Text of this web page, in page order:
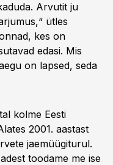
Arvutit ju
ütles
kes on
edasi. Mis
on lapsed, seda
kolme Eesti
2001. aastast
jaemüügiturul.
toodame me ise